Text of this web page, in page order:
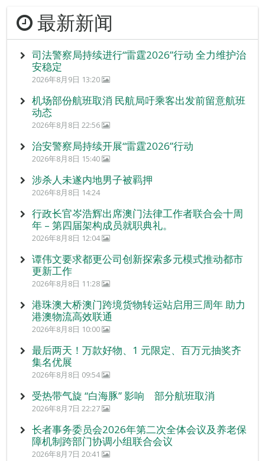
最新新闻
司法警察局持续进行“雷霆2026”行动 全力维护治
安稳定
2026年8月9日 13:20
机场部份航班取消 民航局吁乘客出发前留意航班
动态
2026年8月8日 22:56
治安警察局持续开展“雷霆2026”行动
2026年8月8日 15:40
涉杀人未遂内地男子被羁押
2026年8月8日 14:24
行政长官岑浩辉出席澳门法律工作者联合会十周
年 – 第四届架构成员就职典礼。
2026年8月8日 12:04
谭伟文要求都更公司创新探索多元模式推动都市
更新工作
2026年8月8日 11:28
港珠澳大桥澳门跨境货物转运站启用三周年 助力
港澳物流高效联通
2026年8月8日 10:00
最后两天！万款好物、1 元限定、百万元抽奖齐
集名优展
2026年8月8日 09:54
受热带气旋 “白海豚” 影响 部分航班取消
2026年8月7日 22:27
长者事务委员会2026年第二次全体会议及养老保
障机制跨部门协调小组联合会议
2026年8月7日 20:41